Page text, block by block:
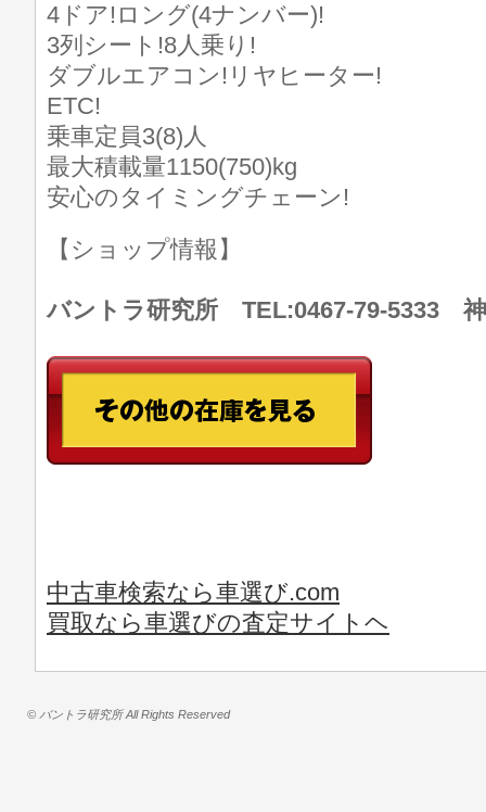
4ドア!ロング(4ナンバー)!
3列シート!8人乗り!
ダブルエアコン!リヤヒーター!
ETC!
乗車定員3(8)人
最大積載量1150(750)kg
安心のタイミングチェーン!
【ショップ情報】
バントラ研究所 TEL:0467-79-5333 神
中古車検索なら車選び.com
買取なら車選びの査定サイトヘ
© バントラ研究所 All Rights Reserved